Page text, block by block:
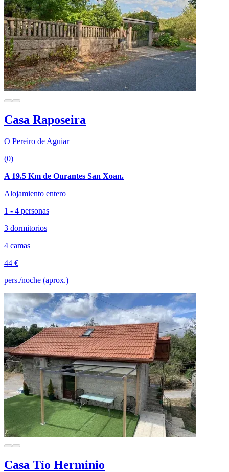
Casa Raposeira
O Pereiro de Aguiar
(0)
A 19.5 Km de Ourantes San Xoan.
Alojamiento entero
1 - 4 personas
3 dormitorios
4 camas
44 €
pers./noche (aprox.)
Casa Tío Herminio